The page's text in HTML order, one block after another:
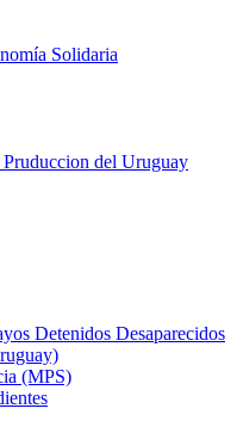
Solidaria
Pruduccion del Uruguay
Detenidos Desaparecidos
(MPS)